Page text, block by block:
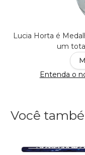
Lucia Horta é
um
Entenda o
Você